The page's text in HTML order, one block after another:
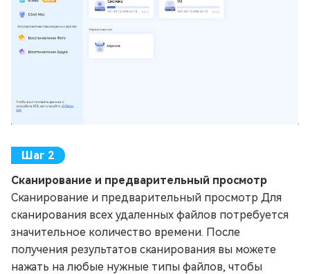
Сканирование и предварительный просмотр
Сканирование и предварительный просмотр Для
сканирования всех удаленных файлов потребуется
значительное количество времени. После
получения результатов сканирования вы можете
нажать на любые нужные типы файлов, чтобы